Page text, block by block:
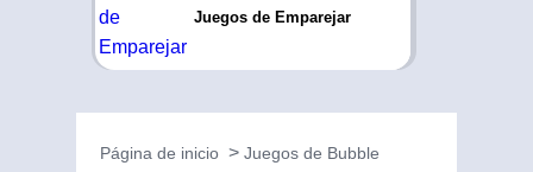
Juegos de Emparejar
Página de inicio
Juegos de Bubble